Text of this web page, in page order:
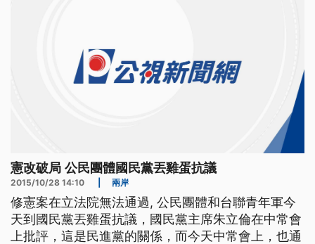
憲改破局 公民團體國民黨丟雞蛋抗議
2015/10/28 14:10 兩岸
修憲案在立法院無法通過, 公民團體和台聯青年軍今
天到國民黨丟雞蛋抗議，國民黨主席朱立倫在中常會
上批評，這是民進黨的關係，而今天中常會上，也通